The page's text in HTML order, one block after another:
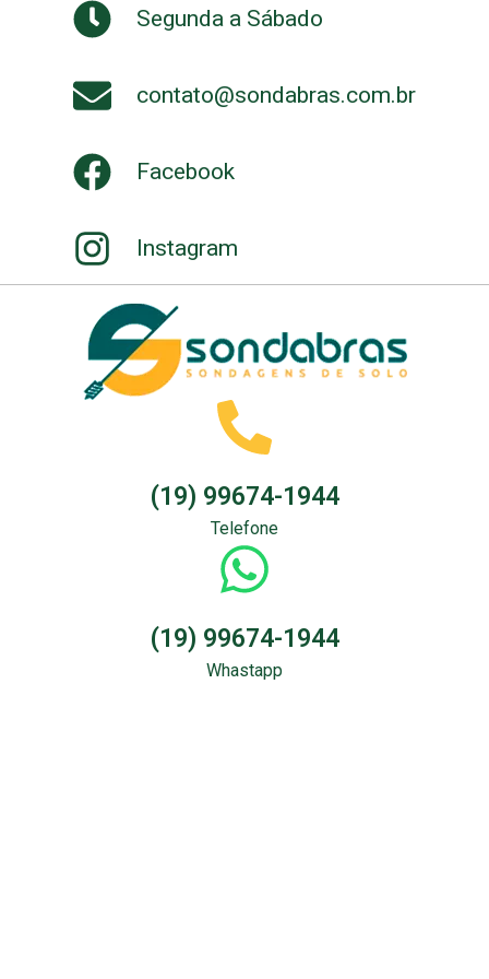
Segunda a Sábado
contato@sondabras.com.br
Facebook
Instagram
(19) 99674-1944
Telefone
(19) 99674-1944
Whastapp